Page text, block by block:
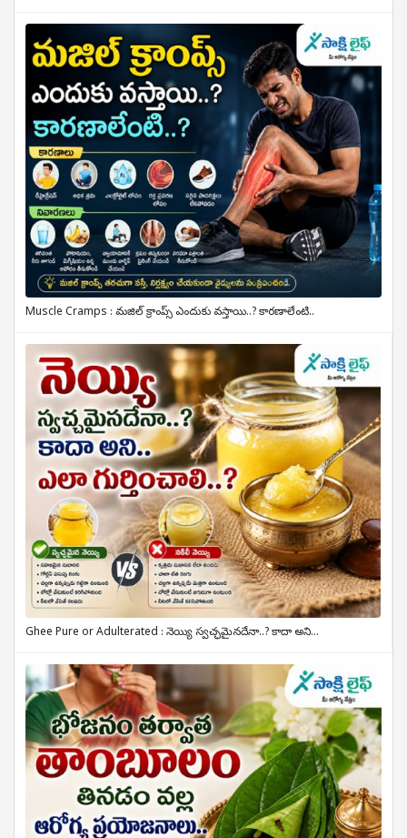
Muscle Cramps : మజిల్ క్రాంప్స్ ఎందుకు వస్తాయి..? కారణాలేంటి..
Ghee Pure or Adulterated : నెయ్యి స్వచ్ఛమైనదేనా..? కాదా అని...